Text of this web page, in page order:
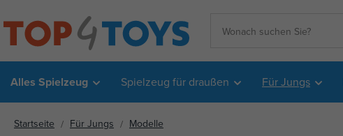
Alles Spielzeug Spielzeug für draußen Für Jungs
Startseite Für Jungs Modelle